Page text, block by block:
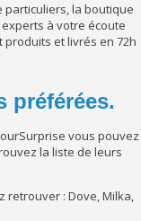
particuliers, la boutique
à votre écoute
et livrés en 72h
préférées.
vous pouvez
la liste de leurs
retrouver : Dove, Milka,